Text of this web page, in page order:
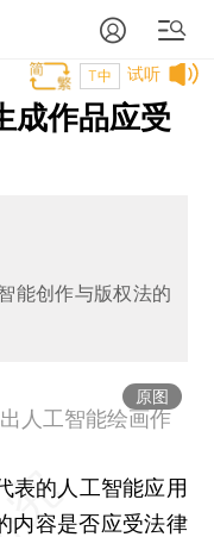
试听
T中
成作品应受
能创作与版权法的
原图
人工智能绘画作
表的人工智能应用
内容是否应受法律